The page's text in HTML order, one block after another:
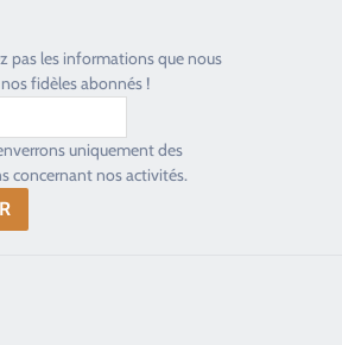
pas les informations que nous
fidèles abonnés !
uniquement des
concernant nos activités.